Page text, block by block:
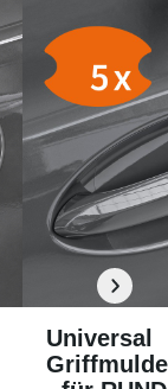
Universal